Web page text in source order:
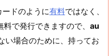
ドのように有料ではなく、
で発行できますので、 au
い場合のために、持ってお